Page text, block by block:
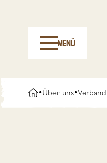
Menü
•Über uns•Verband